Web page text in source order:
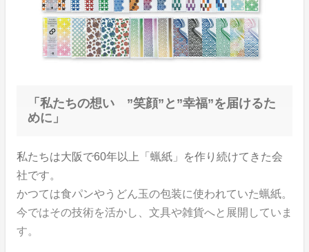
「私たちの想い ”笑顔”と”幸福”を届けるた
めに」
私たちは大阪で60年以上「蝋紙」を作り続けてきた会
社です。
かつては食パンやうどん玉の包装に使われていた蝋紙。
今ではその技術を活かし、文具や雑貨へと展開していま
す。